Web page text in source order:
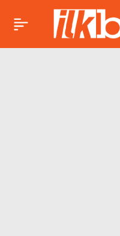
Özel’den Bahçeli’ye
yanıt: ‘Siz önce